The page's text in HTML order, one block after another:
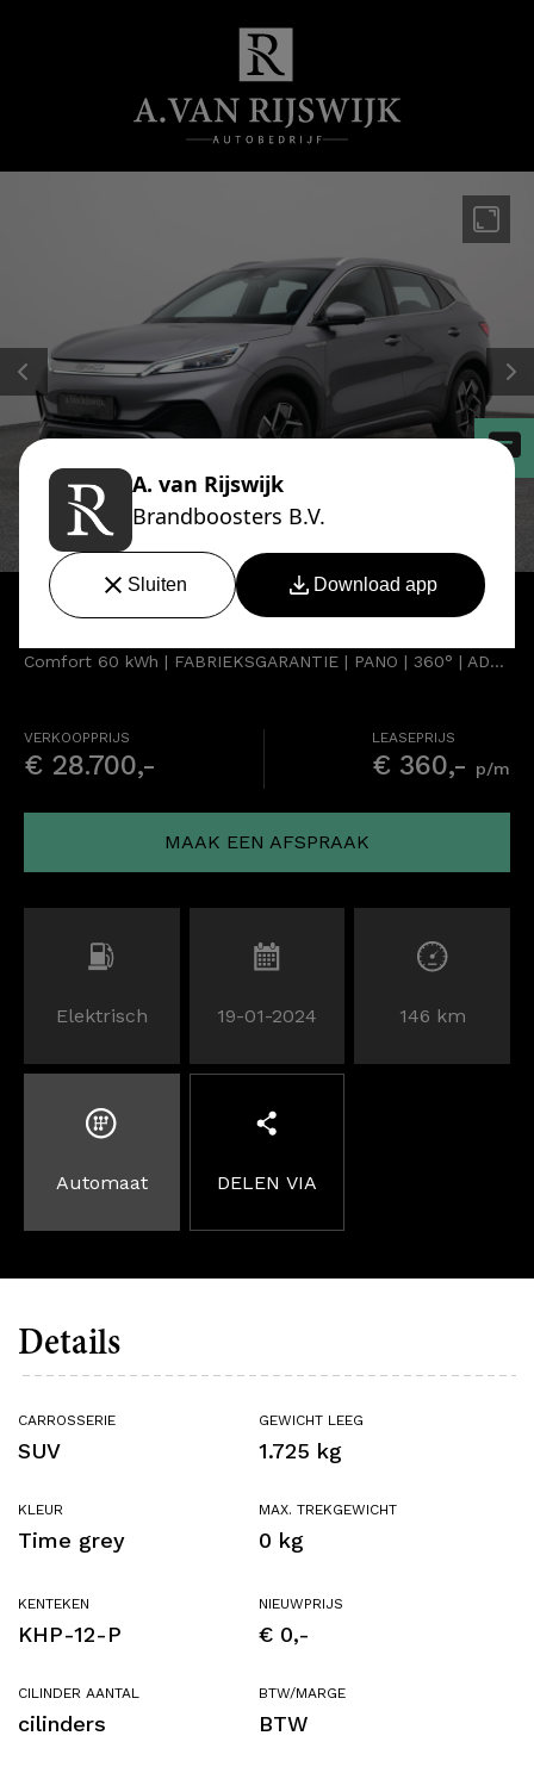
BYD ATTO 3
Comfort 60 kWh | FABRIEKSGARANTIE | PANO | 360° | ADAPTIVE | STOELVERWARMING
VERKOOPPRIJS
€ 28.700,-
LEASEPRIJS
€ 360,- p/m
MAAK EEN AFSPRAAK
Elektrisch 19-01-2024 146 km
Automaat DELEN VIA
Details
CARROSSERIE
SUV
KLEUR
Time grey
KENTEKEN
KHP-12-P
CILINDER AANTAL
cilinders
GEWICHT LEEG
1.725 kg
MAX. TREKGEWICHT
0 kg
NIEUWPRIJS
€ 0,-
BTW/MARGE
BTW